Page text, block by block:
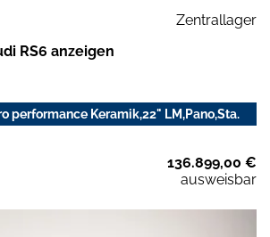
Zentrallager
RS6 anzeigen
performance Keramik,22" LM,Pano,Sta.
136.899,00 €
ausweisbar